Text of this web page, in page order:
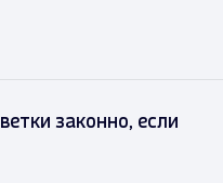
законно, если